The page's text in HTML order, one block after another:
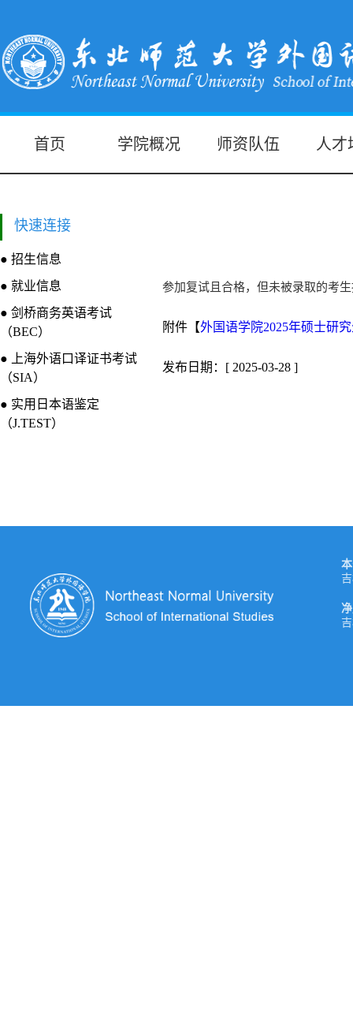
首页 学院概况 师资队伍 人才
快速连接
● 招生信息
● 就业信息
● 剑桥商务英语考试
（BEC）
● 上海外语口译证书考试
（SIA）
● 实用日本语鉴定
（J.TEST）
参加复试且合格，但未被录取的考
附件【外国语学院2025年硕士研
发布日期：[ 2025-03-28 ]